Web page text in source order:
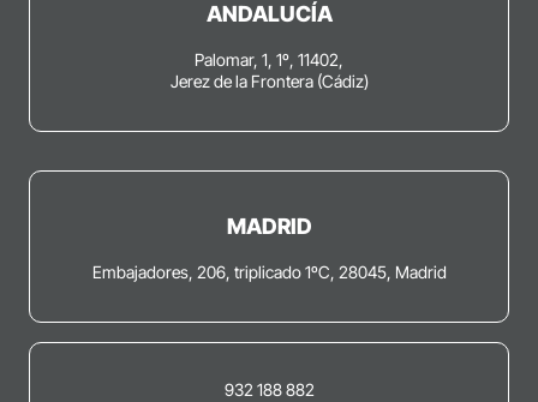
ANDALUCÍA
Palomar, 1, 1º, 11402,
Jerez de la Frontera (Cádiz)
MADRID
Embajadores, 206, triplicado 1ºC, 28045, Madrid
932 188 882